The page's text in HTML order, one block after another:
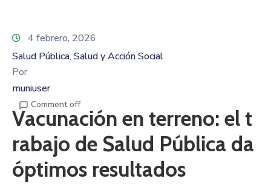
4 febrero, 2026
Salud Pública‚ Salud y Acción Social
Por
muniuser
Comment off
Vacunación en terreno: el t
rabajo de Salud Pública da
óptimos resultados